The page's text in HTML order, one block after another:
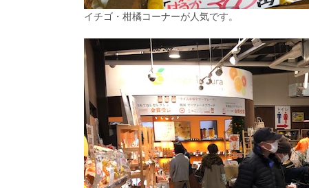
イチゴ・柑橘コーナーが人気です。